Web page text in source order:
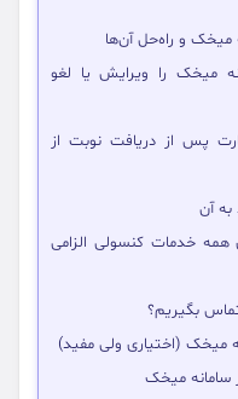
میخک و راه‌حل آن‌ها
میخک را ویرایش یا لغو
پس از دریافت نوبت از
آن
همه خدمات کنسولی الزامی
بگیریم؟
میخک (اختیاری ولی مفید)
سامانه میخک